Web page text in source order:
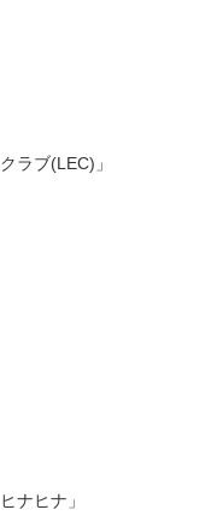
ラブ(LEC)」
ヒナ」